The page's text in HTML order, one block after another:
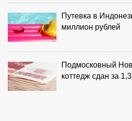
Путевка в
миллион рублей
Подмосковный
коттедж сдан за